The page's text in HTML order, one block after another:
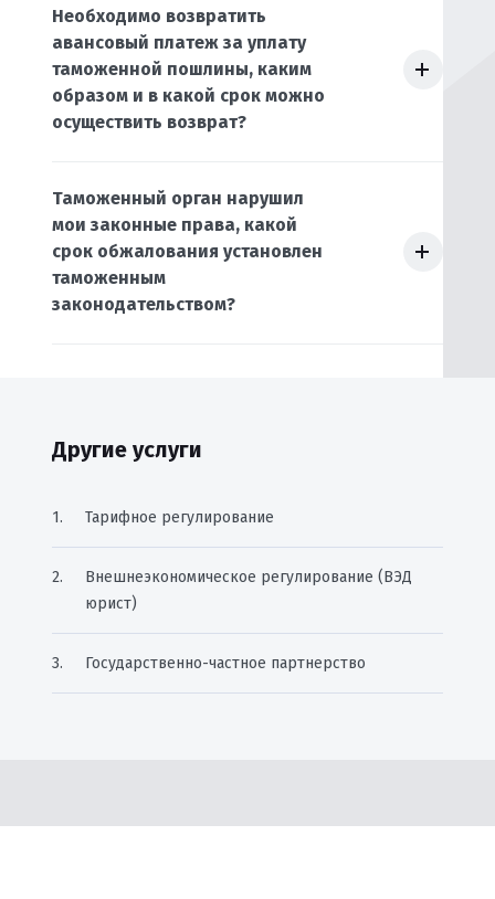
Необходимо возвратить
авансовый платеж за уплату
таможенной пошлины, каким
образом и в какой срок можно
осуществить возврат?
Таможенный орган нарушил
мои законные права, какой
срок обжалования установлен
таможенным
законодательством?
Другие услуги
Тарифное регулирование
Внешнеэкономическое регулирование (ВЭД
юрист)
Государственно-частное партнерство